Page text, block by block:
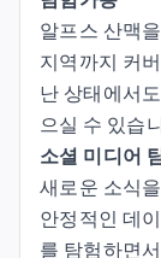
알프스 산맥
지역까지 커
난 상태에서
으실 수 있습
소셜 미디어
새로운 소식
안정적인 데
를 탐험하면